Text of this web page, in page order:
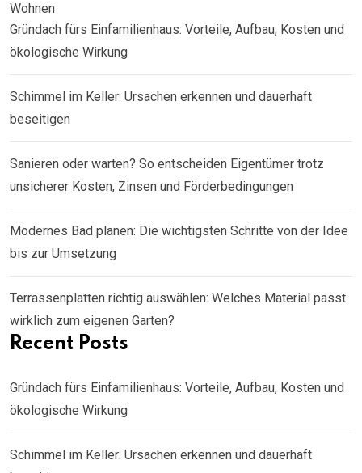
Wohnen
Gründach fürs Einfamilienhaus: Vorteile, Aufbau, Kosten und
ökologische Wirkung
Schimmel im Keller: Ursachen erkennen und dauerhaft
beseitigen
Sanieren oder warten? So entscheiden Eigentümer trotz
unsicherer Kosten, Zinsen und Förderbedingungen
Modernes Bad planen: Die wichtigsten Schritte von der Idee
bis zur Umsetzung
Terrassenplatten richtig auswählen: Welches Material passt
wirklich zum eigenen Garten?
Recent Posts
Gründach fürs Einfamilienhaus: Vorteile, Aufbau, Kosten und
ökologische Wirkung
Schimmel im Keller: Ursachen erkennen und dauerhaft